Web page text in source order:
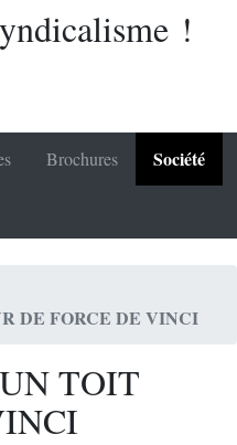
!
Brochures Société
DE FORCE DE VINCI
TOIT